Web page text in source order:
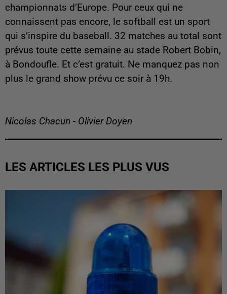
championnats d’Europe. Pour ceux qui ne
connaissent pas encore, le softball est un sport
qui s’inspire du baseball. 32 matches au total sont
prévus toute cette semaine au stade Robert Bobin,
à Bondoufle. Et c’est gratuit. Ne manquez pas non
plus le grand show prévu ce soir à 19h.
Nicolas Chacun - Olivier Doyen
LES ARTICLES LES PLUS VUS